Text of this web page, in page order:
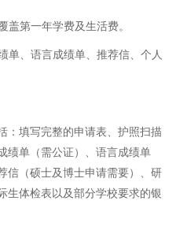
盖第一年学费及生活费。
单、语言成绩单、推荐信、个人
：填写完整的申请表、护照扫描
绩单（需公证）、语言成绩单
信（硕士及博士申请需要）、研
生体检表以及部分学校要求的银